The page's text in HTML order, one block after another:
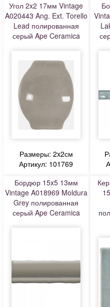
Угол 2x2 17мм Vintage
A020443 Ang. Ext. Torello
Lead полированная
серый Ape Ceramica
Размеры: 2x2см
Артикул: 101769
Бордюр 15x5 13мм
Vintage A018969 Moldura
Grey полированная
серый Ape Ceramica